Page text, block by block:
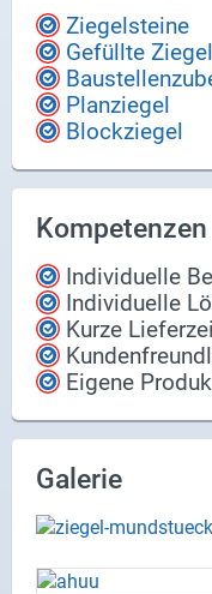
oder di­rekt per
spannt und
"Er­güs­se".
Ziegelsteine
Gefüllte Ziegel
Planziegel
Blockziegel
Kompetenzen
Individuelle
Individuelle
Kurze
Eigene
Galerie